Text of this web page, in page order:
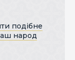
подібне
народ